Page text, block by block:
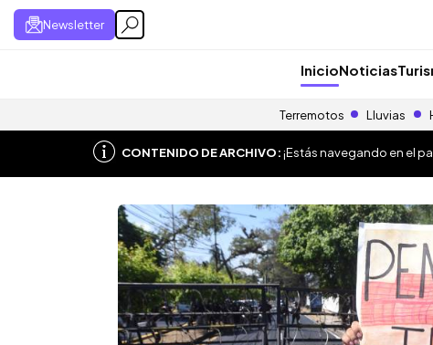
Newsletter
InicioNoticias
Terremotos Lluvias
CONTENIDO DE ARCHIVO:¡Estás navegando en el